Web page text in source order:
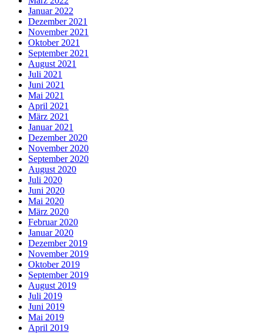
Januar 2022
Dezember 2021
November 2021
Oktober 2021
September 2021
August 2021
Juli 2021
Juni 2021
Mai 2021
April 2021
März 2021
Januar 2021
Dezember 2020
November 2020
September 2020
August 2020
Juli 2020
Juni 2020
Mai 2020
März 2020
Februar 2020
Januar 2020
Dezember 2019
November 2019
Oktober 2019
September 2019
August 2019
Juli 2019
Juni 2019
Mai 2019
April 2019